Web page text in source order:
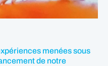
menées sous
de notre